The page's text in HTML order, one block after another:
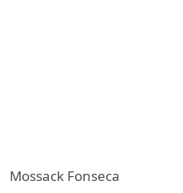
Mossack Fonseca